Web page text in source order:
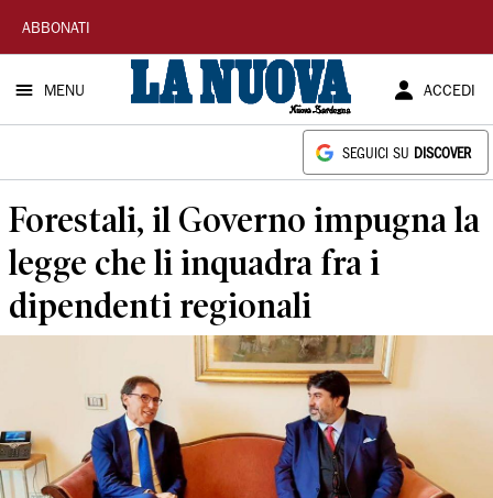
La
Nuova
Sardegna
ABBONATI
MENU ACCEDI
SEGUICI SU DISCOVER
Forestali, il Governo impugna la
legge che li inquadra fra i
dipendenti regionali